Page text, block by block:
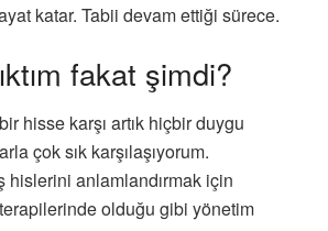
katar. Tabii devam ettiği sürece.
fakat şimdi?
hisse karşı artık hiçbir duygu
çok sık karşılaşıyorum.
hislerini anlamlandırmak için
olduğu gibi yönetim